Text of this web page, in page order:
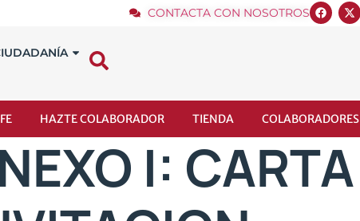
CONTACTA CON NOSOTROS
HAZTE COLABORADOR TIENDA COLABORADORES
I: CARTA